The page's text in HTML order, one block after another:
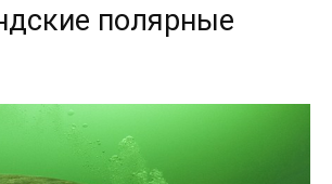
полярные